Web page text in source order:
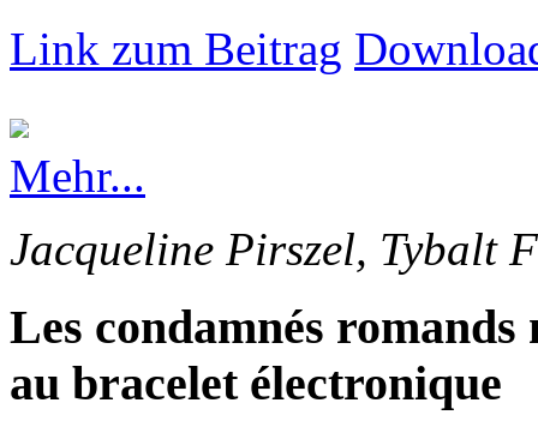
Link zum Beitrag
Mehr...
Jacqueline Pirszel, Tybalt
Les condamnés romands
au bracelet électronique